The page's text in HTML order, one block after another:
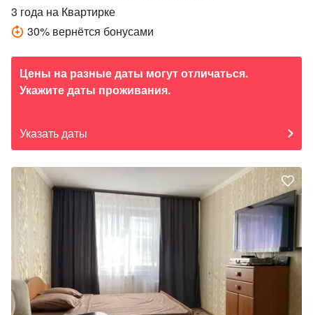
3 года на Квартирке
30% вернётся бонусами
Цены на разные даты могут отличаться.
Укажите даты проживания.
Указать даты